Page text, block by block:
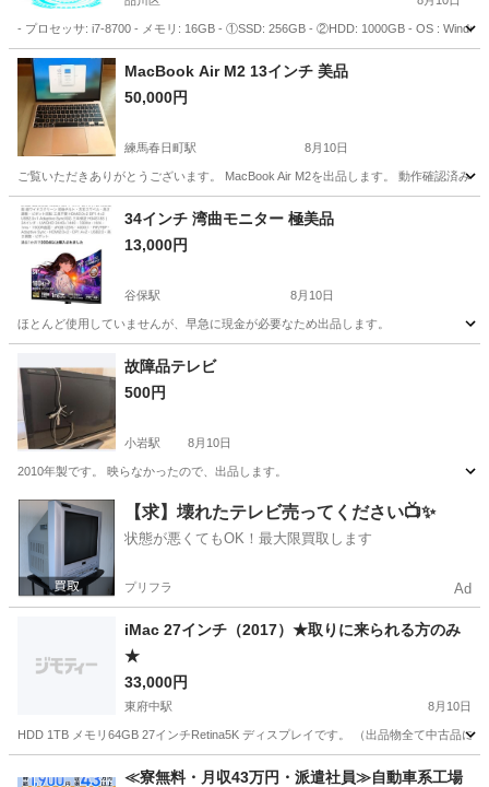
- プロセッサ: i7-8700 - メモリ: 16GB - ①SSD: 256GB - ②HDD: 1000GB - OS :
東京 品川区
MacBook Air M2 13インチ 美品
50,000円
練馬春日町駅 8月10日
ご覧いただきありがとうございます。 MacBook Air M2を出品します。 動作確認済み
東京 練馬区 練馬春日町駅 ノートパソコン
34インチ 湾曲モニター 極美品
13,000円
谷保駅 8月10日
ほとんど使用していませんが、早急に現金が必要なため出品します。
谷保駅 デスクトップパソコン
故障品テレビ
500円
小岩駅 8月10日
2010年製です。 映らなかったので、出品します。
東京 江戸川区 小岩駅 周辺機器
【求】壊れたテレビ売ってください📺✨
状態が悪くてもOK！最大限買取します
プリフラ Ad
iMac 27インチ（2017）★取りに来られる方のみ
★
33,000円
東府中駅 8月10日
HDD 1TB メモリ64GB 27インチRetina5K ディスプレイです。 （出品物全て中古品に
東府中駅 Mac iMac
≪寮無料・月収43万円・派遣社員≫自動車系工場